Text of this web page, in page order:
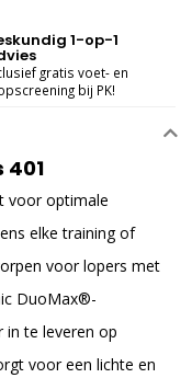
1-op-1
gratis voet- en
bij PK!
401
voor optimale
elke training of
voor lopers met
DuoMax®-
in te leveren op
voor een lichte en